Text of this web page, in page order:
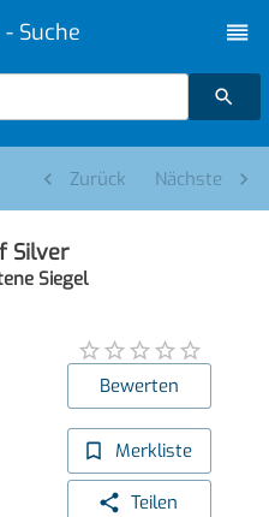
Suche
Zurück Nächste
Silver
Siegel
Bewerten
Merkliste
Teilen